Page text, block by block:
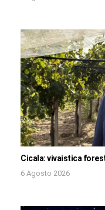
Cicala: vivaistica
6 Agosto 2026